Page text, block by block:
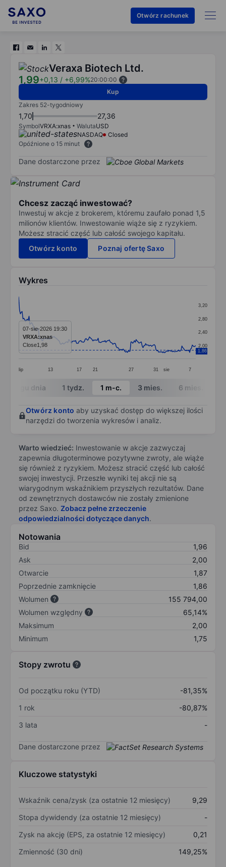
Otwórz rachunek
Veraxa Biotech Ltd.
1,99+0,13 / +6,99%20:00:00
Kup
Zakres 52-tygodniowy
1,70 27,36
SymbolVRXA:xnas WalutaUSD
NASDAQ
Closed
Opóźnione o 15 minut
Dane dostarczone przez
Chcesz zacząć inwestować?
Inwestuj w akcje z brokerem, któremu zaufało ponad 1,5
milionów klientów. Inwestowanie wiąże się z ryzykiem.
Możesz stracić część lub całość swojego kapitału.
Otwórz konto
Poznaj ofertę Saxo
Wykres
Line chart with 206 data points.
The chart has 1 X axis displaying categories.
The chart has 1 Y axis displaying values. Data
lip 13 17 21 27 31 sie 7
2,00
2,40
2,80
3,20
1,86
07-sie-2026 19:30
VRXA:xnas
Close1,98
End of interactive chart.
W ciągu dnia 1 tydz. 1 m-c. 3 mies. 6 mies.
Otwórz konto aby uzyskać dostęp do większej ilości
narzędzi do tworzenia wykresów i analiz.
Warto wiedzieć: Inwestowanie w akcje zazwyczaj
zapewnia długoterminowe pozytywne zwroty, ale wiąże
się również z ryzykiem. Możesz stracić część lub całość
swojej inwestycji. Przeszłe wyniki tej akcji nie są
wiarygodnym wskaźnikiem przyszłych rezultatów. Dane
od zewnętrznych dostawców nie zostały zmienione
przez Saxo. Zobacz pełne zrzeczenie
odpowiedzialności dotyczące danych.
Notowania
Bid
1,96
Ask
2,00
Otwarcie
1,87
Poprzednie zamknięcie
1,86
Wolumen
155 794,00
Wolumen względny
65,14%
Maksimum
2,00
Minimum
1,75
Stopy zwrotu
Od początku roku (YTD)
-81,35%
1 rok
-80,87%
3 lata
-
Dane dostarczone przez
Kluczowe statystyki
Wskaźnik cena/zysk (za ostatnie 12 miesięcy)
9,29
Stopa dywidendy (za ostatnie 12 miesięcy)
-
Zysk na akcję (EPS, za ostatnie 12 miesięcy)
0,21
Zmienność (30 dni)
149,25%